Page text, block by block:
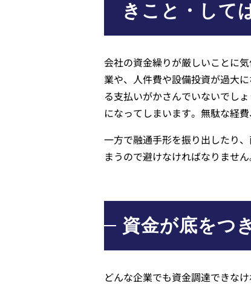
きこと・して
会社の資金繰りが厳しいことに
業や、人件費や設備投資が過大
る支払いがかさんでいないでし
になってしまいます。無駄な経
一方で融通手形を振り出したり
まうので避けなければなりませ
資金が底をつ
どんな企業でも資金調達できな